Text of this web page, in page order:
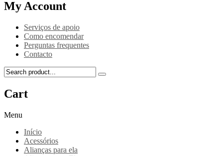
My Account
Serviços de apoio
Como encomendar
Perguntas frequentes
Contacto
Cart
Menu
Início
Acessórios
Alianças para ela